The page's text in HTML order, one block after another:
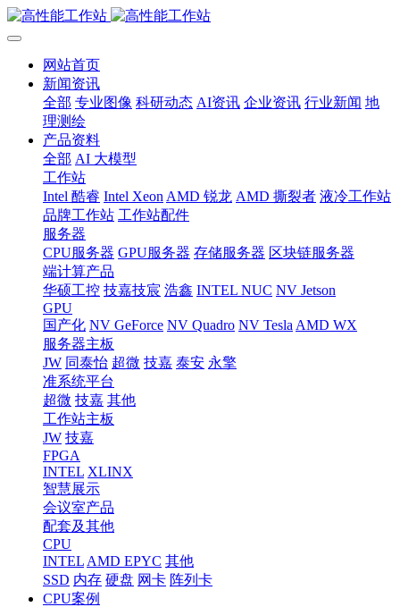
网站首页
新闻资讯
全部 专业图像 科研动态 AI资讯 企业资讯 行业新闻 地
理测绘
产品资料
全部 AI 大模型
工作站
Intel 酷睿 Intel Xeon AMD 锐龙 AMD 撕裂者 液冷工作站
品牌工作站 工作站配件
服务器
CPU服务器 GPU服务器 存储服务器 区块链服务器
端计算产品
华硕工控 技嘉技宸 浩鑫 INTEL NUC NV Jetson
GPU
国产化 NV GeForce NV Quadro NV Tesla AMD WX
服务器主板
JW 同泰怡 超微 技嘉 泰安 永擎
准系统平台
超微 技嘉 其他
工作站主板
JW 技嘉
FPGA
INTEL XLINX
智慧展示
会议室产品
配套及其他
CPU
INTEL AMD EPYC 其他
SSD 内存 硬盘 网卡 阵列卡
CPU案例